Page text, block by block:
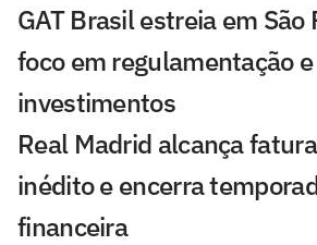
GAT Brasil estreia em São
foco em regulamentação e
investimentos
Real Madrid alcança
inédito e encerra
financeira